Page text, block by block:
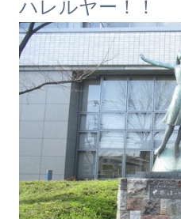
ハレルヤー！！